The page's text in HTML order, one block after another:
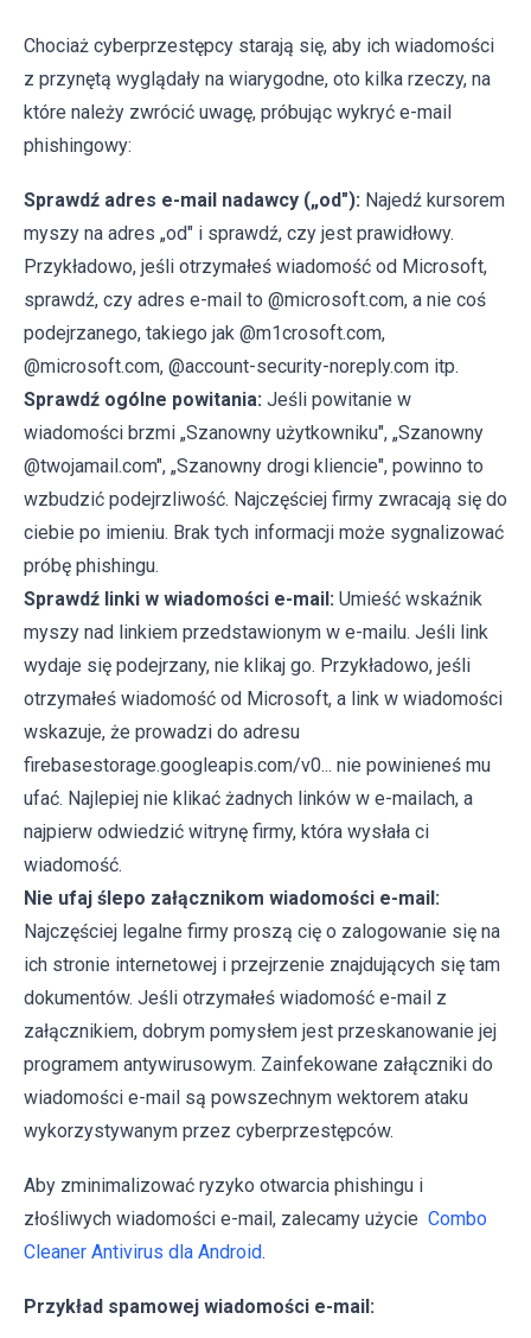
Chociaż cyberprzestępcy starają się, aby ich wiadomości
z przynętą wyglądały na wiarygodne, oto kilka rzeczy, na
które należy zwrócić uwagę, próbując wykryć e-mail
phishingowy:
Sprawdź adres e-mail nadawcy („od"): Najedź kursorem
myszy na adres „od" i sprawdź, czy jest prawidłowy.
Przykładowo, jeśli otrzymałeś wiadomość od Microsoft,
sprawdź, czy adres e-mail to @microsoft.com, a nie coś
podejrzanego, takiego jak @m1crosoft.com,
@microsoft.com, @account-security-noreply.com itp.
Sprawdź ogólne powitania: Jeśli powitanie w
wiadomości brzmi „Szanowny użytkowniku", „Szanowny
@twojamail.com", „Szanowny drogi kliencie", powinno to
wzbudzić podejrzliwość. Najczęściej firmy zwracają się do
ciebie po imieniu. Brak tych informacji może sygnalizować
próbę phishingu.
Sprawdź linki w wiadomości e-mail: Umieść wskaźnik
myszy nad linkiem przedstawionym w e-mailu. Jeśli link
wydaje się podejrzany, nie klikaj go. Przykładowo, jeśli
otrzymałeś wiadomość od Microsoft, a link w wiadomości
wskazuje, że prowadzi do adresu
firebasestorage.googleapis.com/v0... nie powinieneś mu
ufać. Najlepiej nie klikać żadnych linków w e-mailach, a
najpierw odwiedzić witrynę firmy, która wysłała ci
wiadomość.
Nie ufaj ślepo załącznikom wiadomości e-mail:
Najczęściej legalne firmy proszą cię o zalogowanie się na
ich stronie internetowej i przejrzenie znajdujących się tam
dokumentów. Jeśli otrzymałeś wiadomość e-mail z
załącznikiem, dobrym pomysłem jest przeskanowanie jej
programem antywirusowym. Zainfekowane załączniki do
wiadomości e-mail są powszechnym wektorem ataku
wykorzystywanym przez cyberprzestępców.
Aby zminimalizować ryzyko otwarcia phishingu i
złośliwych wiadomości e-mail, zalecamy użycie Combo
Cleaner Antivirus dla Android.
Przykład spamowej wiadomości e-mail: